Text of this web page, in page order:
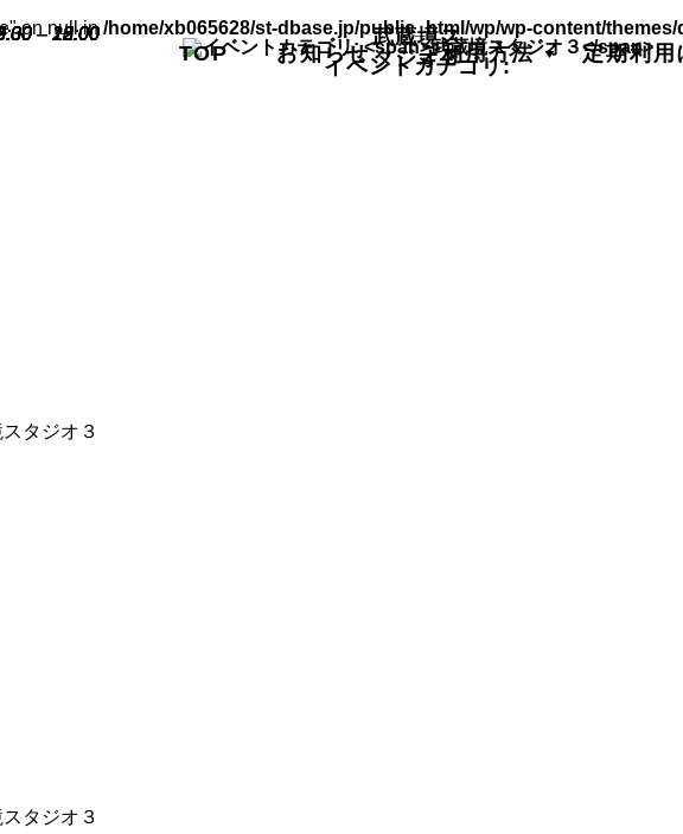
TOP お知らせ ご利用方法 定期利用
on null in/home/xb065628/st-dbase.jp/public_html/wp/wp-content/
イベントカテゴリ:
武蔵境ス
タジオ３
–15:00
タジオ３
–12:00
タジオ３
–12:00
–20:00
–18:00
–12:00
–12:00
–15:00
–12:00
–12:00